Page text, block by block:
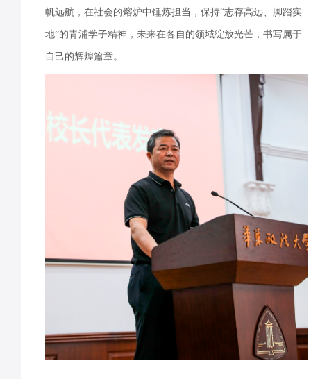
帆远航，在社会的熔炉中锤炼担当，保持“志存高远、脚踏实
地”的青浦学子精神，未来在各自的领域绽放光芒，书写属于
自己的辉煌篇章。